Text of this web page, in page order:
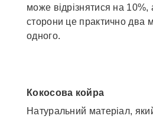
може відрізнятися на 10%,
сторони це практично два
одного.
Кокосова койра
Натуральний матеріал,